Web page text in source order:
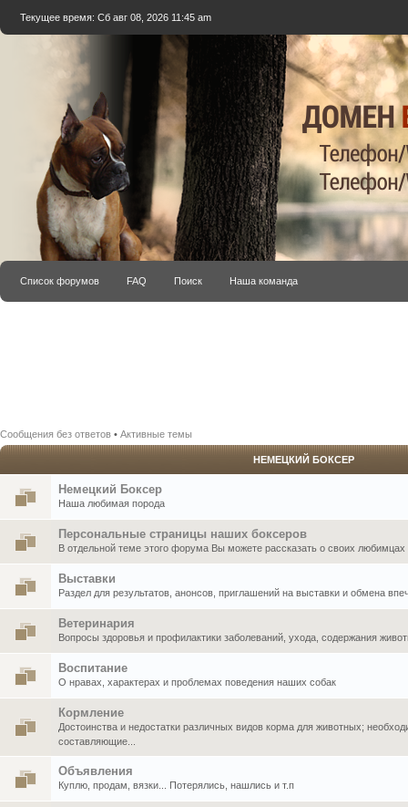
Текущее время: Сб авг 08, 2026 11:45 am
Список форумов FAQ Поиск Наша команда
Сообщения без ответов • Активные темы
НЕМЕЦКИЙ БОКСЕР
Немецкий Боксер
Наша любимая порода
Персональные страницы наших боксеров
В отдельной теме этого форума Вы можете рассказать о своих любимцах
Выставки
Раздел для результатов, анонсов, приглашений на выставки и обмена
Ветеринария
Вопросы здоровья и профилактики заболеваний, ухода, содержания
Воспитание
О нравах, характерах и проблемах поведения наших собак
Кормление
Достоинства и недостатки различных видов корма для животных;
составляющие...
Объявления
Куплю, продам, вязки... Потерялись, нашлись и т.п